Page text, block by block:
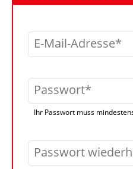
E-Mail-Adresse
Passwort
Ihr Passwort muss
Passwort